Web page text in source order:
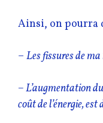
Ainsi, on pourra
– Les fissures de
– L’augmentation
coût de l’énergie, est